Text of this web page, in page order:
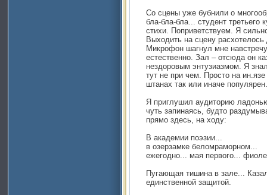
Со сцены уже бубнили о
бла-бла-бла... студент
стихи. Поприветствуем. Я
Выходить на сцену
Микрофон шагнул мне
естественно. Зал – отсюда он
нездоровым энтузиазмом. Я
тут не при чем. Просто на
штанах так или иначе популярен.
Я приглушил аудиторию
чуть запинаясь, будто
прямо здесь, на ходу:
В академии поэзии...
в озерзамке беломраморном...
ежегодно... мая первого...
Пугающая тишина в зале...
единственной защитой.